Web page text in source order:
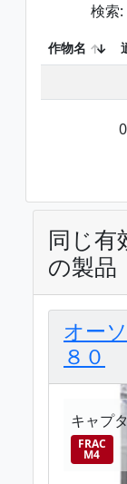
検索:
作物名
同じ有
の製品
オー
８０
キャプ
FRAC
M4